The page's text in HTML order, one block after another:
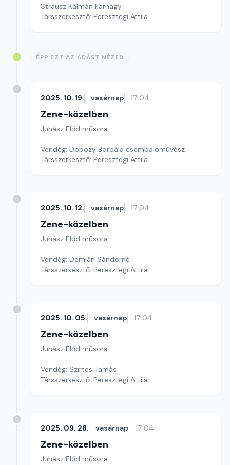
Strausz Kálmán karnagy
Társszerkesztő: Peresztegi Attila
ÉPP EZT AZ ADÁST NÉZED
2025. 10. 19. vasárnap 17:04
Zene-közelben
Juhász Előd műsora
Vendég: Dobozy Borbála csembaloművész
Társszerkesztő: Peresztegi Attila
2025. 10. 12. vasárnap 17:04
Zene-közelben
Juhász Előd műsora
Vendég: Demján Sándorné
Társszerkesztő: Peresztegi Attila
2025. 10. 05. vasárnap 17:04
Zene-közelben
Juhász Előd műsora
Vendég: Szirtes Tamás
Társszerkesztő: Peresztegi Attila
2025. 09. 28. vasárnap 17:04
Zene-közelben
Juhász Előd műsora